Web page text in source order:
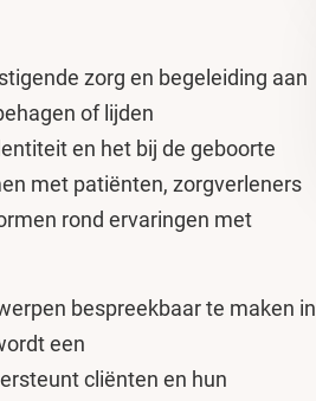
zorg en begeleiding aan
of lijden
en het bij de geboorte
met patiënten, zorgverleners
rond ervaringen met
bespreekbaar te maken in
een
cliënten en hun